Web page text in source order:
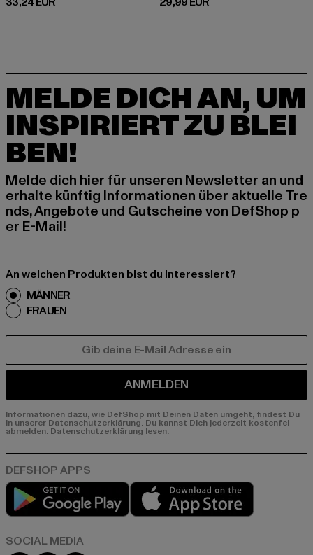
MELDE DICH AN, UM
INSPIRIERT ZU BLEI
BEN!
Melde dich hier für unseren Newsletter an und
erhalte künftig Informationen über aktuelle Tre
nds, Angebote und Gutscheine von DefShop p
er E-Mail!
An welchen Produkten bist du interessiert?
MÄNNER
FRAUEN
ANMELDEN
Informationen dazu, wie DefShop mit Deinen Daten umgeht, findest Du
in unserer Datenschutzerklärung. Du kannst Dich jederzeit kostenfei
abmelden. Datenschutzerklärung lesen.
Play market